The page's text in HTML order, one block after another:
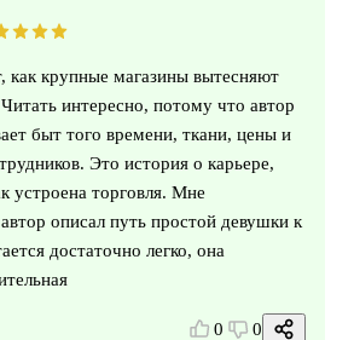
как крупные магазины вытесняют
интересно, потому что автор
быт того времени, ткани, цены и
Это история о карьере,
устроена торговля. Мне
описал путь простой девушки к
достаточно легко, она
0 0